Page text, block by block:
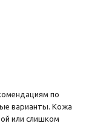
по
варианты. Кожа
или слишком